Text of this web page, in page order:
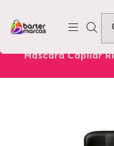
Emprende
Nuestros
Mascara Capilar